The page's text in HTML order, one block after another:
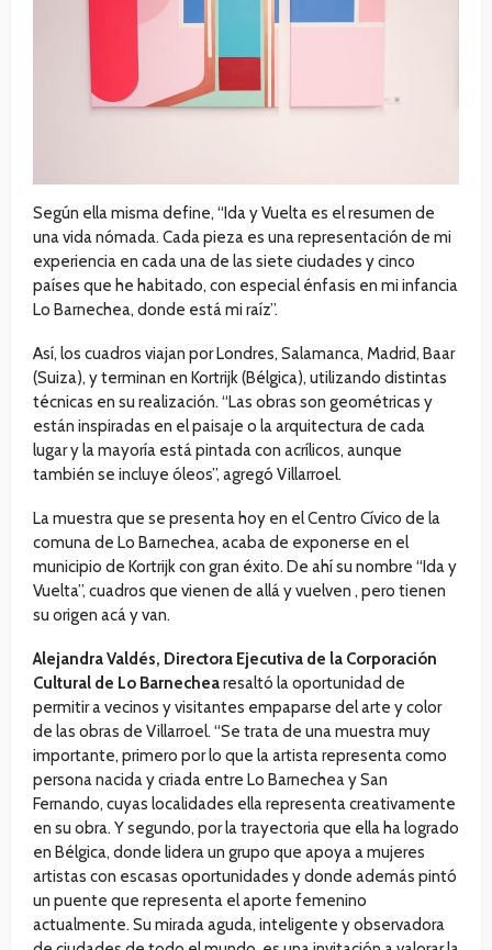
Según ella misma define, “Ida y Vuelta es el resumen de
una vida nómada. Cada pieza es una representación de mi
experiencia en cada una de las siete ciudades y cinco
países que he habitado, con especial énfasis en mi infancia
Lo Barnechea, donde está mi raíz”.
Así, los cuadros viajan por Londres, Salamanca, Madrid, Baar
(Suiza), y terminan en Kortrijk (Bélgica), utilizando distintas
técnicas en su realización. “Las obras son geométricas y
están inspiradas en el paisaje o la arquitectura de cada
lugar y la mayoría está pintada con acrílicos, aunque
también se incluye óleos”, agregó Villarroel.
La muestra que se presenta hoy en el Centro Cívico de la
comuna de Lo Barnechea, acaba de exponerse en el
municipio de Kortrijk con gran éxito. De ahí su nombre “Ida y
Vuelta”, cuadros que vienen de allá y vuelven , pero tienen
su origen acá y van.
Alejandra Valdés, Directora Ejecutiva de la Corporación
Cultural de Lo Barnechearesaltó la oportunidad de
permitir a vecinos y visitantes empaparse del arte y color
de las obras de Villarroel. “Se trata de una muestra muy
importante, primero por lo que la artista representa como
persona nacida y criada entre Lo Barnechea y San
Fernando, cuyas localidades ella representa creativamente
en su obra. Y segundo, por la trayectoria que ella ha logrado
en Bélgica, donde lidera un grupo que apoya a mujeres
artistas con escasas oportunidades y donde además pintó
un puente que representa el aporte femenino
actualmente. Su mirada aguda, inteligente y observadora